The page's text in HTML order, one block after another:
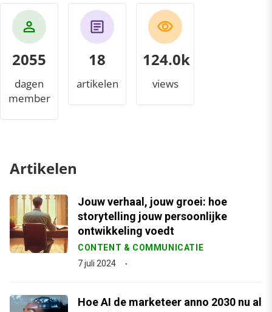
2055
dagen
member
18
artikelen
129.5k
views
Artikelen
Jouw verhaal, jouw groei: hoe
storytelling jouw persoonlijke
ontwikkeling voedt
CONTENT & COMMUNICATIE
7 juli 2024
Hoe AI de marketeer anno 2030 nu al